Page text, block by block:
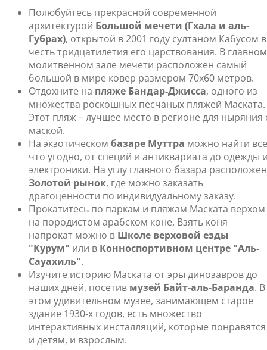
Полюбуйтесь прекрасной современной
архитектурой Большой мечети (Гхала и аль-
Губрах), открытой в 2001 году султаном Кабусом в
честь тридцатилетия его царствования. В главном
молитвенном зале мечети расположен самый
большой в мире ковер размером 70х60 метров.
Отдохните на пляже Бандар-Джисса, одного из
множества роскошных песчаных пляжей Маската.
Этот пляж – лучшее место в регионе для ныряния
маской.
На экзотическом базаре Муттра можно найти все
что угодно, от специй и антиквариата до одежды
электроники. На углу главного базара расположен
Золотой рынок, где можно заказать
драгоценности по индивидуальному заказу.
Прокатитесь по паркам и пляжам Маската верхом
на породистом арабском коне. Взять коня
напрокат можно в Школе верховой езды
"Курум" или в Конноспортивном центре "Аль-
Сауахиль".
Изучите историю Маската от эры динозавров до
наших дней, посетив музей Байт-аль-Баранда. В
этом удивительном музее, занимающем старое
здание 1930-х годов, есть множество
интерактивных инсталляций, которые понравятся
и детям, и взрослым.